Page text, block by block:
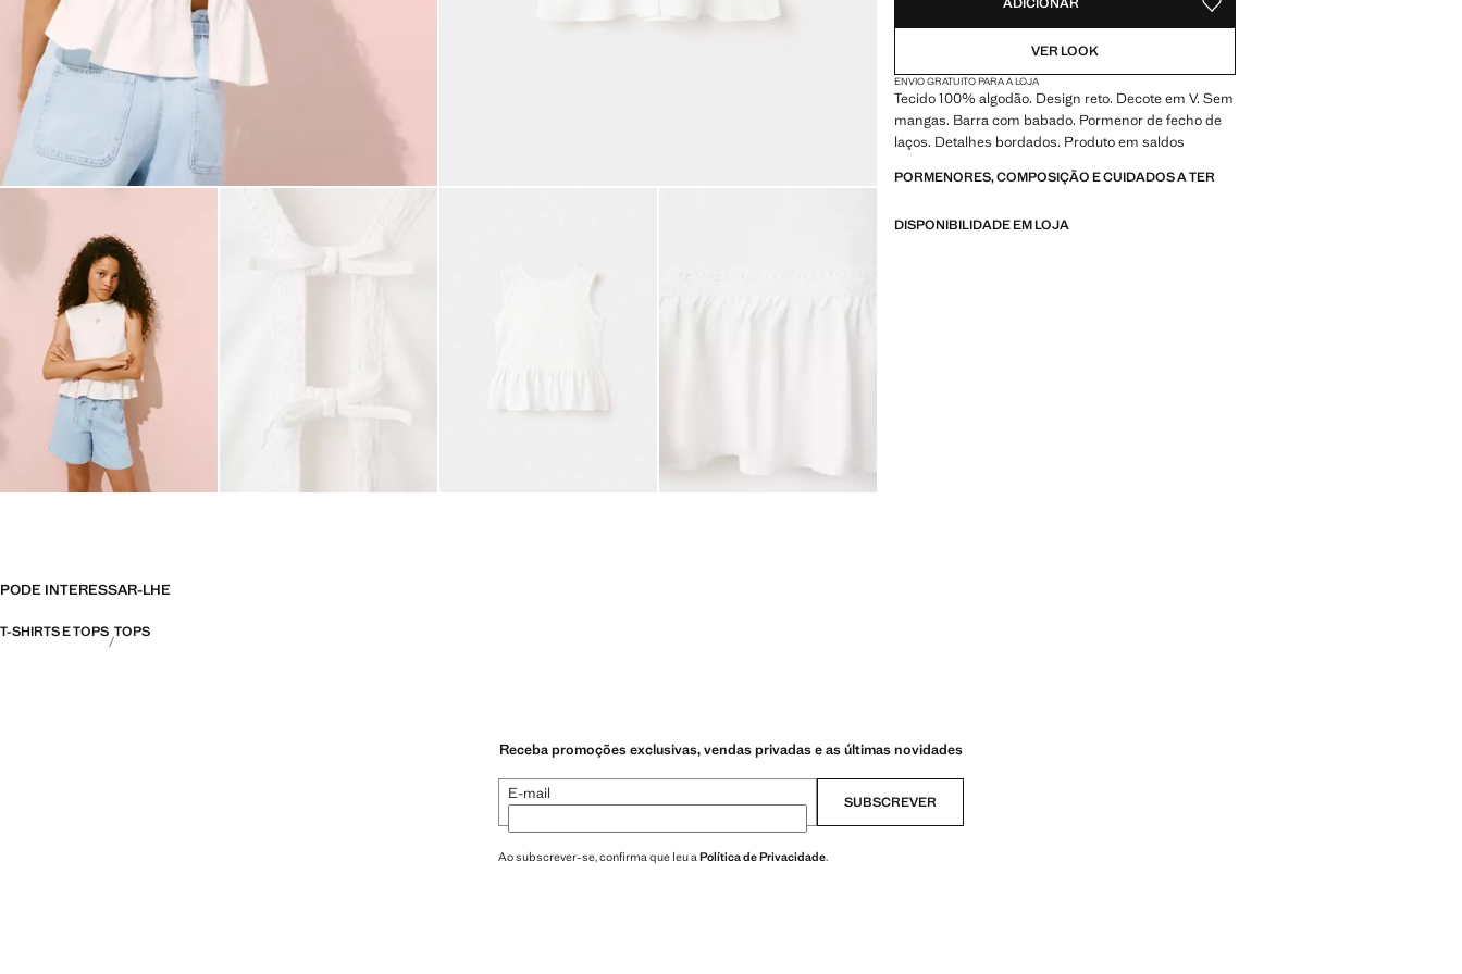
GUARDAR NOS ARTIGOS PREFERIDOS
VER LOOK
ENVIO GRATUITO PARA A LOJA
Tecido 100% algodão. Design reto. Decote em V. Sem
mangas. Barra com babado. Pormenor de fecho de
laços. Detalhes bordados. Produto em saldos
PORMENORES, COMPOSIÇÃO E CUIDADOS A TER
DISPONIBILIDADE EM LOJA
PODE INTERESSAR-LHE
T-SHIRTS E TOPS TOPS
Receba promoções exclusivas, vendas privadas e as últimas novidades
E-mail SUBSCREVER
Ao subscrever-se, confirma que leu aPolítica de Privacidade.